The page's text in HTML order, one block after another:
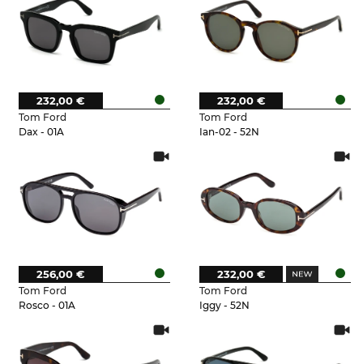
Tom Ford
Dax - 01A
232,00 €
Tom Ford
Ian-02 - 52N
232,00 €
Tom Ford
Rosco - 01A
256,00 €
Tom Ford
Iggy - 52N
232,00 €